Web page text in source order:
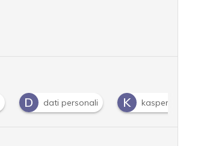
D dati personali K kaspersky